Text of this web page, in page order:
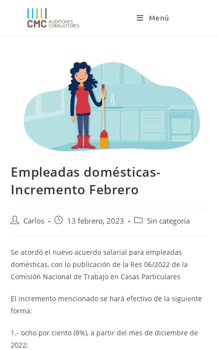
Menú
Empleadas domésticas-
Incremento Febrero
Carlos 13 febrero, 2023 Sin categoría
Se acordó el nuevo acuerdo salarial para empleadas
domésticas, con lo publicación de la Res 06/2022 de la
Comisión Nacional de Trabajo en Casas Particulares
El incremento mencionado se hará efectivo de la siguiente
forma:
1.- ocho por ciento (8%), a partir del mes de diciembre de
2022;